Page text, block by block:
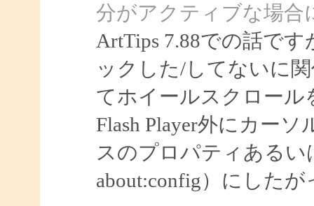
分がアクティブな場合
ArtTips 7.88での話です
ックした/してないに
てホイールスクロール
Flash Player外にカー
スのプロパティあるい
about:config）にした